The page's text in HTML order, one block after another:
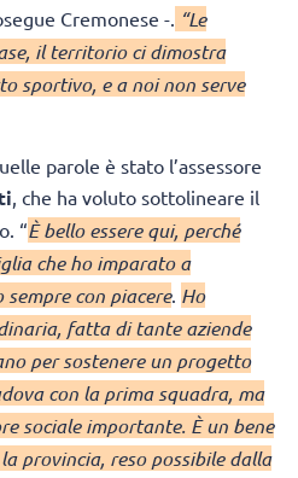
Cremonese -. “Le
il territorio ci dimostra
sportivo, e a noi non serve
parole è stato l’assessore
, che ha voluto sottolineare il
“È bello essere qui, perché
che ho imparato a
sempre con piacere. Ho
fatta di tante aziende
per sostenere un progetto
con la prima squadra, ma
sociale importante. È un bene
provincia, reso possibile dalla